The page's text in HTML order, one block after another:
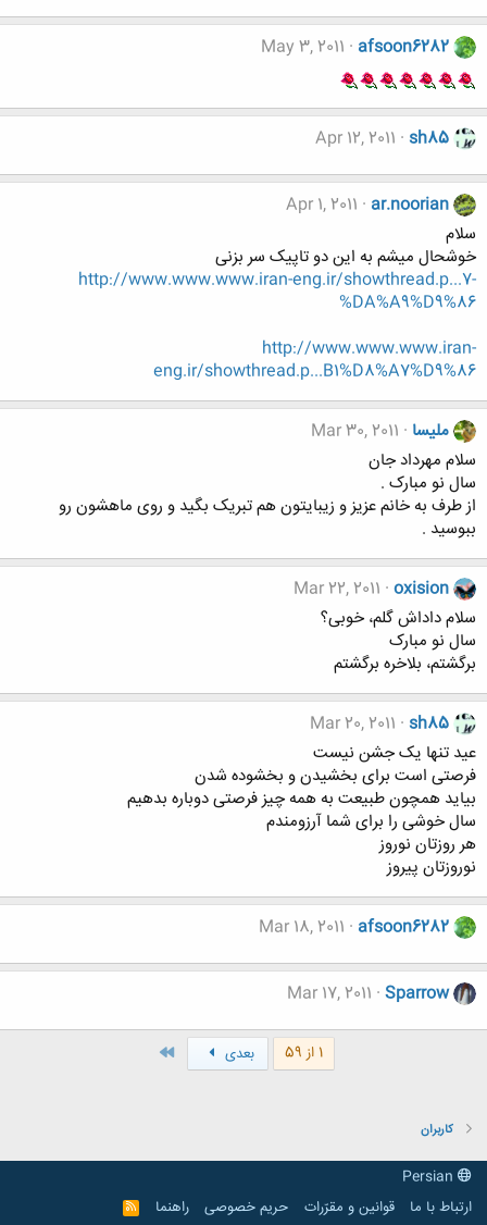
afsoon6282
May 3, 2011
sh85
Apr 12, 2011
ar.noorian
Apr 1, 2011
سلام
خوشحال میشم به این دو تاپیک سر بزنی
http://www.www.www.iran-eng.ir/showthread.p...7-
%DA%A9%D9%86
http://www.www.www.iran-
eng.ir/showthread.p...B1%D8%A7%D9%86
ملیسا Mar 30, 2011
سلام مهرداد جان
سال نو مبارک .
از طرف به خانم عزیز و زیبایتون هم تبریک بگید و روی ماهشون رو
ببوسید .
oxision
Mar 22, 2011
سلام داداش گلم، خوبی؟
سال نو مبارک
برگشتم، بلاخره برگشتم
sh85
Mar 20, 2011
عید تنها یک جشن نیست
فرصتی است برای بخشیدن و بخشوده شدن
بیاید همچون طبیعت به همه چیز فرصتی دوباره بدهیم
سال خوشی را برای شما آرزومندم
هر روزتان نوروز
نوروزتان پیروز
afsoon6282
Mar 18, 2011
Sparrow
Mar 17, 2011
1 از 59 بعدی
کاربران
ارتباط با ما
قوانین و مقرّرات حریم خصوصی راهنما
R
S